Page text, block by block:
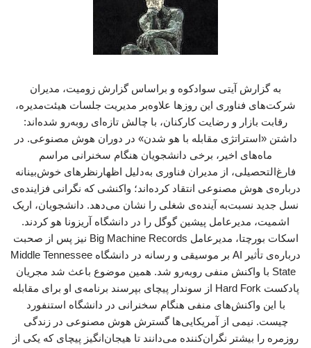
به گزارش آیتی سوادکوه و براساس گزارش زومیت، مدیران
شرکت‌های فناوری این روزها علاوه‌بر مدیریت جلسات هیئت‌مدیره،
رقابت بازار و رضایت کارکنان، با چالش تازه‌ای روبه‌رو شده‌اند:
داشتن «استراتژی مقابله با هو شدن» در دوران هوش مصنوعی. در
ماه‌های اخیر، برخی دانشجویان هنگام سخنرانی مراسم
فارغ‌التحصیلی، از مدیران فناوری به‌دلیل اظهارنظرهای خوش‌بینانه
درباره‌ی هوش مصنوعی انتقاد کرده‌اند؛ واکنشی که نگرانی فزاینده‌ی
نسل جدید نسبت‌به آینده‌ی شغلی را نشان می‌دهد. دانشجویان، اریک
اشمیت، مدیرعامل پیشین گوگل را در دانشگاه آریزونا هو کردند.
‌اسکات بورچتا، مدیرعامل ‌Big Machine Records نیز پس از صحبت
درباره‌ی تأثیر AI بر موسیقی و رسانه در دانشگاه Middle Tennessee
State با واکنش منفی روبه‌رو شد. همین موضوع باعث شد مجریان
پادکست ‌Hard Fork از سوندار پیچای بپرسند برنامه‌ی او برای مقابله
با این واکنش‌های منفی هنگام سخنرانی در دانشگاه استنفورد
چیست. نیمی از آمریکایی‌ها گسترش هوش مصنوعی در زندگی
روزمره را بیشتر نگران‌کننده می‌دانند تا هیجان‌انگیز پیچای که یکی از